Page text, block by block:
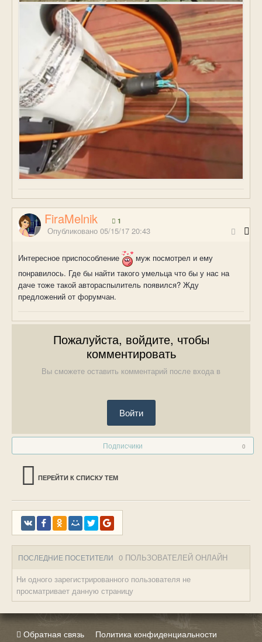
FiraMelnik 1
Опубликовано 05/15/17 20:43
Интересное приспособление
муж посмотрел и ему
понравилось. Где бы найти такого умельца что бы у нас на
даче тоже такой автораспылитель появился? Жду
предложений от форумчан.
Пожалуйста, войдите, чтобы
комментировать
Вы сможете оставить комментарий после входа в
Войти
Подписчики 0
ПЕРЕЙТИ К СПИСКУ ТЕМ
ПОСЛЕДНИЕ ПОСЕТИТЕЛИ 0 ПОЛЬЗОВАТЕЛЕЙ ОНЛАЙН
Ни одного зарегистрированного пользователя не
просматривает данную страницу
Обратная связь Политика конфиденциальности